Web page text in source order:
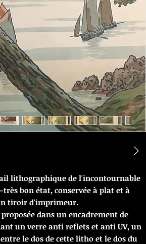
lithographique de l'incontournable
bon état, conservée à plat et à
tiroir d'imprimeur.
dans un encadrement de
un verre anti reflets et anti UV, un
le dos de cette litho et le dos du